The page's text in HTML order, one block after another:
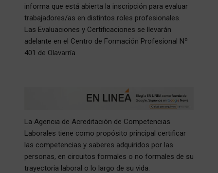
informa que está abierta la inscripción para evaluar
trabajadores/as en distintos roles profesionales.
Las Evaluaciones y Certificaciones se llevarán
adelante en el Centro de Formación Profesional Nº
401 de Olavarría.
La Agencia de Acreditación de Competencias
Laborales tiene como propósito principal certificar
las competencias y saberes adquiridos por las
personas, en circuitos formales o no formales de su
trayectoria laboral o lo largo de su vida.